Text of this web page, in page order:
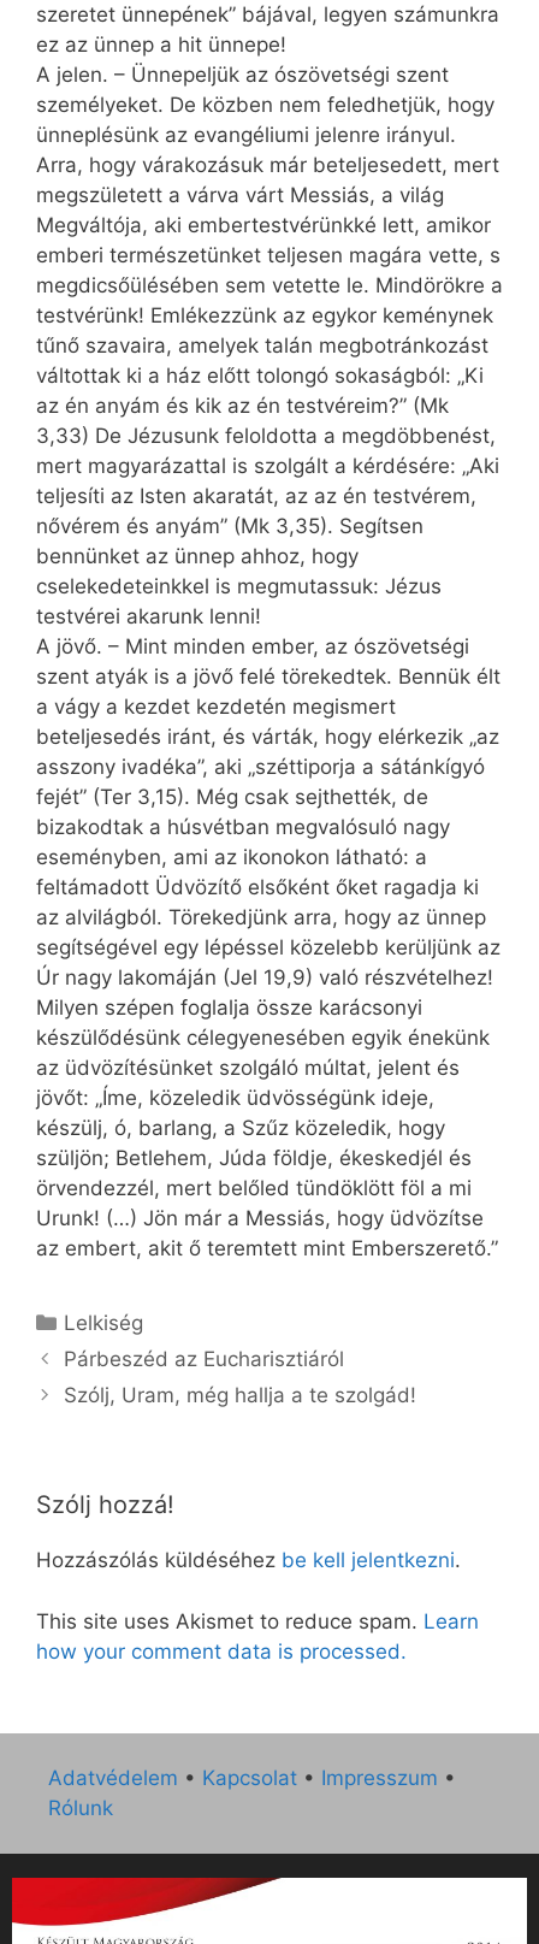
szeretet ünnepének” bájával, legyen számunkra
ez az ünnep a hit ünnepe!
A jelen. – Ünnepeljük az ószövetségi szent
személyeket. De közben nem feledhetjük, hogy
ünneplésünk az evangéliumi jelenre irányul.
Arra, hogy várakozásuk már beteljesedett, mert
megszületett a várva várt Messiás, a világ
Megváltója, aki embertestvérünkké lett, amikor
emberi természetünket teljesen magára vette, s
megdicsőülésében sem vetette le. Mindörökre a
testvérünk! Emlékezzünk az egykor keménynek
tűnő szavaira, amelyek talán megbotránkozást
váltottak ki a ház előtt tolongó sokaságból: „Ki
az én anyám és kik az én testvéreim?” (Mk
3,33) De Jézusunk feloldotta a megdöbbenést,
mert magyarázattal is szolgált a kérdésére: „Aki
teljesíti az Isten akaratát, az az én testvérem,
nővérem és anyám” (Mk 3,35). Segítsen
bennünket az ünnep ahhoz, hogy
cselekedeteinkkel is megmutassuk: Jézus
testvérei akarunk lenni!
A jövő. – Mint minden ember, az ószövetségi
szent atyák is a jövő felé törekedtek. Bennük élt
a vágy a kezdet kezdetén megismert
beteljesedés iránt, és várták, hogy elérkezik „az
asszony ivadéka”, aki „széttiporja a sátánkígyó
fejét” (Ter 3,15). Még csak sejthették, de
bizakodtak a húsvétban megvalósuló nagy
eseményben, ami az ikonokon látható: a
feltámadott Üdvözítő elsőként őket ragadja ki
az alvilágból. Törekedjünk arra, hogy az ünnep
segítségével egy lépéssel közelebb kerüljünk az
Úr nagy lakomáján (Jel 19,9) való részvételhez!
Milyen szépen foglalja össze karácsonyi
készülődésünk célegyenesében egyik énekünk
az üdvözítésünket szolgáló múltat, jelent és
jövőt: „Íme, közeledik üdvösségünk ideje,
készülj, ó, barlang, a Szűz közeledik, hogy
szüljön; Betlehem, Júda földje, ékeskedjél és
örvendezzél, mert belőled tündöklött föl a mi
Urunk! (…) Jön már a Messiás, hogy üdvözítse
az embert, akit ő teremtett mint Emberszerető.”
Kategória
Lelkiség
Párbeszéd az Eucharisztiáról
Szólj, Uram, még hallja a te szolgád!
Szólj hozzá!
Hozzászólás küldéséhez be kell jelentkezni.
This site uses Akismet to reduce spam. Learn
how your comment data is processed.
Adatvédelem • Kapcsolat • Impresszum •
Rólunk